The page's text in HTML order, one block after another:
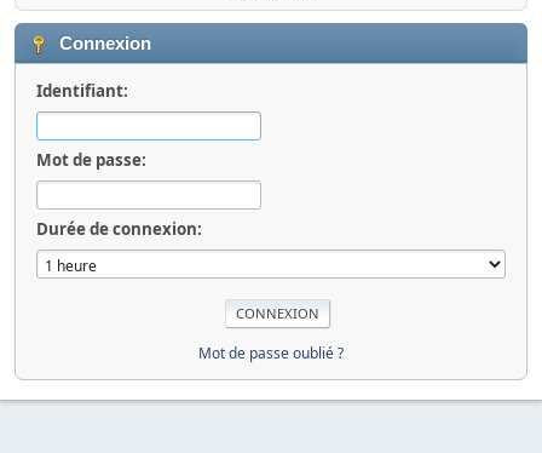
Connexion
Identifiant:
Mot de passe:
Durée de connexion:
Mot de passe oublié ?